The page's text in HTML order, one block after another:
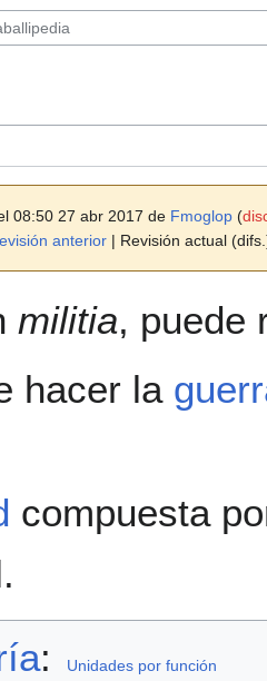
08:50 27 abr 2017 de Fmoglop (
anterior | Revisión actual
militia, puede
hacer la
compuesta
: Unidades por función